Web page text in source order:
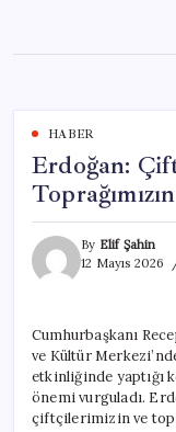
content
HABER
Erdoğan:
By Elif Şahin
12 Mayıs 2026
Cumhurbaşkanı
ve Kültür
etkinliğinde yaptığı
önemi vurguladı.
çiftçilerimizin ve